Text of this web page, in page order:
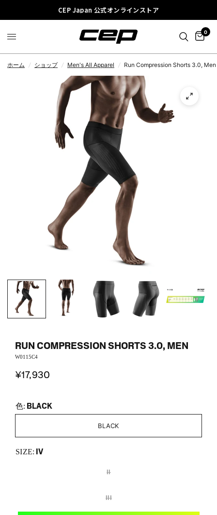
CEP Japan 公式オンラインストア
0
ホーム / ショップ / Men's All Apparel / Run Compression Shorts 3.0, Men
RUN COMPRESSION SHORTS 3.0, MEN
W0115C4
¥17,930
色: BLACK
BLACK
SIZE: IV
II
III